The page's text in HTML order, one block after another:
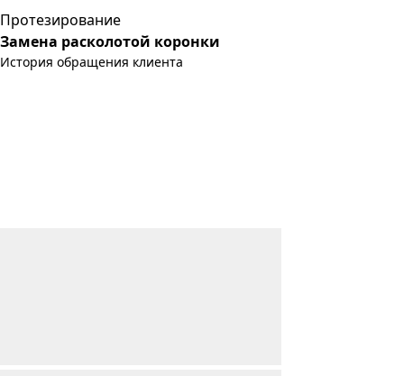
Протезирование
Замена расколотой коронки
История обращения клиента